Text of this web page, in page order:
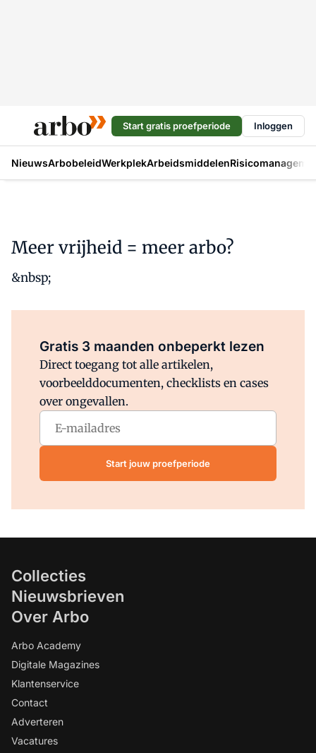
Start gratis proefperiode Inloggen
NieuwsArbobeleidWerkplekArbeidsmiddelen
Meer vrijheid = meer arbo?
&nbsp;
Gratis 3 maanden onbeperkt lezen
Direct toegang tot alle artikelen,
voorbeelddocumenten, checklists en cases
over ongevallen.
Start jouw proefperiode
Collecties
Nieuwsbrieven
Over Arbo
Arbo Academy
Digitale Magazines
Klantenservice
Contact
Adverteren
Vacatures